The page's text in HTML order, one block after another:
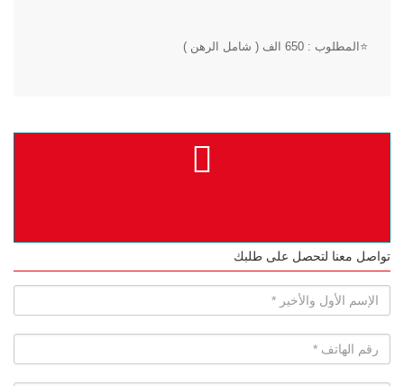
⭐المطلوب : 650 الف ( شامل الرهن )
تواصل معنا لتحصل على طلبك